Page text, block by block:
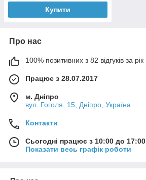
Купити
Про нас
100% позитивних з 82 відгуків за рік
Працює з 28.07.2017
м. Дніпро
вул. Гоголя, 15, Дніпро, Україна
Контакти
Сьогодні працює з 10:00 до 17:00
Показати весь графік роботи